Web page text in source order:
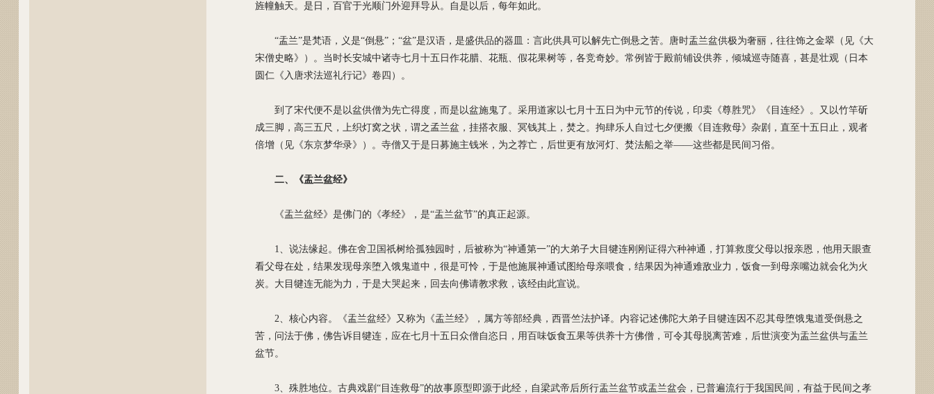
旌幢触天。是日，百官于光顺门外迎拜导从。自是以后，每年如此。
“盂兰”是梵语，义是“倒悬”；“盆”是汉语，是盛供品的器皿：言此供具可以解先亡倒悬之苦。唐时盂兰盆供极为奢丽，往往饰之金翠（见《大
宋僧史略》）。当时长安城中诸寺七月十五日作花腊、花瓶、假花果树等，各竞奇妙。常例皆于殿前铺设供养，倾城巡寺随喜，甚是壮观（日本
圆仁《入唐求法巡礼行记》卷四）。
到了宋代便不是以盆供僧为先亡得度，而是以盆施鬼了。采用道家以七月十五日为中元节的传说，印卖《尊胜咒》《目连经》。又以竹竿斫
成三脚，高三五尺，上织灯窝之状，谓之孟兰盆，挂搭衣服、冥钱其上，焚之。拘肆乐人自过七夕便搬《目连救母》杂剧，直至十五日止，观者
倍增（见《东京梦华录》）。寺僧又于是日募施主钱米，为之荐亡，后世更有放河灯、焚法船之举——这些都是民间习俗。
二、《盂兰盆经》
《盂兰盆经》是佛门的《孝经》，是“盂兰盆节”的真正起源。
1、说法缘起。佛在舍卫国祇树给孤独园时，后被称为“神通第一”的大弟子大目犍连刚刚证得六种神通，打算救度父母以报亲恩，他用天眼查
看父母在处，结果发现母亲堕入饿鬼道中，很是可怜，于是他施展神通试图给母亲喂食，结果因为神通难敌业力，饭食一到母亲嘴边就会化为火
炭。大目犍连无能为力，于是大哭起来，回去向佛请教求救，该经由此宣说。
2、核心内容。《盂兰盆经》又称为《盂兰经》，属方等部经典，西晋竺法护译。内容记述佛陀大弟子目犍连因不忍其母堕饿鬼道受倒悬之
苦，问法于佛，佛告诉目犍连，应在七月十五日众僧自恣日，用百味饭食五果等供养十方佛僧，可令其母脱离苦难，后世演变为盂兰盆供与盂兰
盆节。
3、殊胜地位。古典戏剧“目连救母”的故事原型即源于此经，自梁武帝后所行盂兰盆节或盂兰盆会，已普遍流行于我国民间，有益于民间之孝